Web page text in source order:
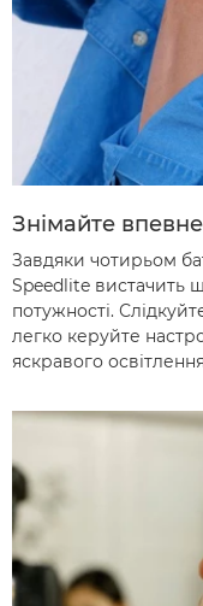
Знімайте
Завдяки чотирьом
Speedlite вистачить
потужності.
легко керуйте
яскравого